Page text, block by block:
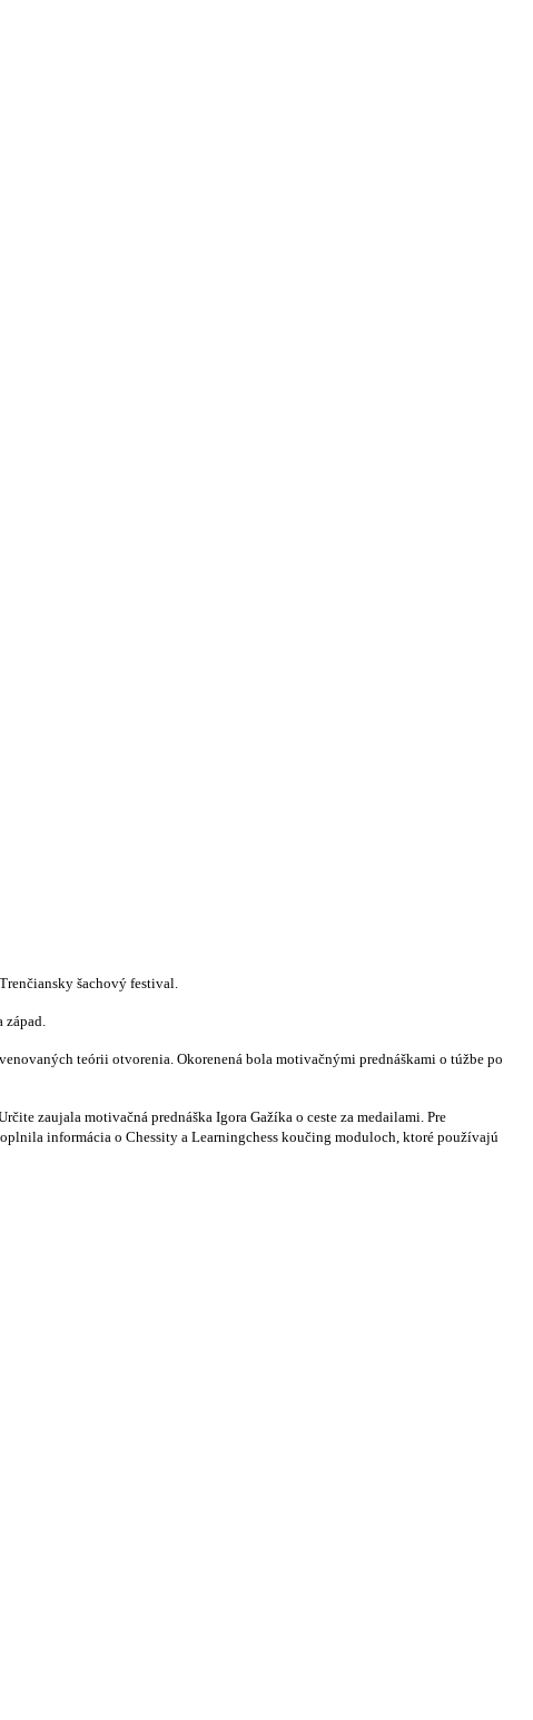
šachový festival.
západ.
teórii otvorenia. Okorenená bola motivačnými prednáškami o túžbe po
zaujala motivačná prednáška Igora Gažíka o ceste za medailami. Pre
informácia o Chessity a Learningchess koučing moduloch, ktoré používajú